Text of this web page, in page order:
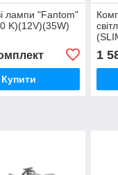
лампи "Fantom"
K)(12V)(35W)
Купити
1